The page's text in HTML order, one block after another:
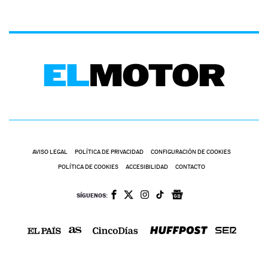
AVISO LEGAL POLÍTICA DE PRIVACIDAD CONFIGURACIÓN DE COOKIES
POLÍTICA DE COOKIES ACCESIBILIDAD CONTACTO
SÍGUENOS: